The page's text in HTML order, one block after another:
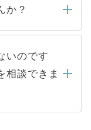
ある医療機
殺到する場
った人材の
ースが増え
をいただい
。内定先へ
ナーが行い
か？
りませんの
からの登録
人情報は、
転職活動の
お預かりし
本人の許可
いのです
相談できま